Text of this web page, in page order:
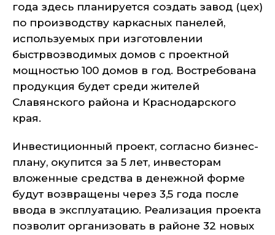
года здесь планируется создать завод (цех)
по производству каркасных панелей,
используемых при изготовлении
быстрвозводимых домов с проектной
мощностью 100 домов в год. Востребована
продукция будет среди жителей
Славянского района и Краснодарского
края.
Инвестиционный проект, согласно бизнес-
плану, окупится за 5 лет, инвесторам
вложенные средства в денежной форме
будут возвращены через 3,5 года после
ввода в эксплуатацию. Реализация проекта
позволит организовать в районе 32 новых